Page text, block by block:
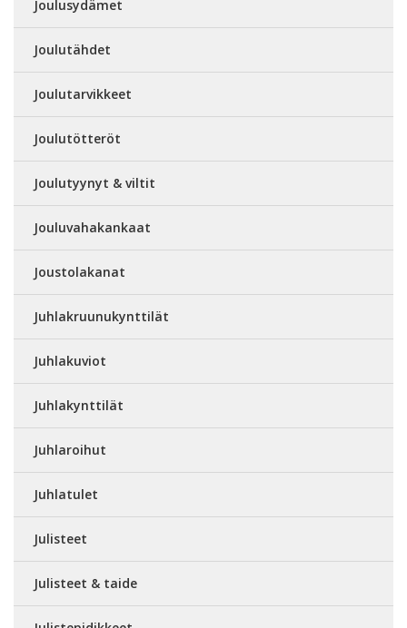
Joulusydämet
Joulutähdet
Joulutarvikkeet
Joulutötteröt
Joulutyynyt & viltit
Jouluvahakankaat
Joustolakanat
Juhlakruunukynttilät
Juhlakuviot
Juhlakynttilät
Juhlaroihut
Juhlatulet
Julisteet
Julisteet & taide